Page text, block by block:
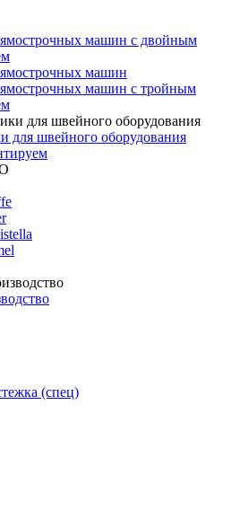
машин с двойным
машин
машин с тройным
для швейного оборудования
(спец)